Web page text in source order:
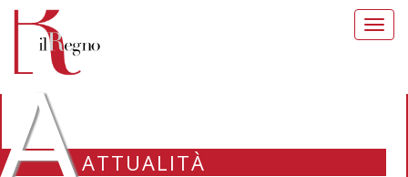
ATTUALITÀ